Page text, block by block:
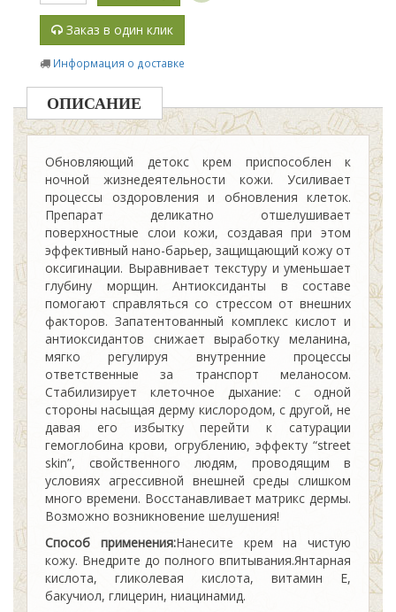
Заказ в один клик
Информация о доставке
ОПИСАНИЕ
Обновляющий детокс крем приспособлен к
ночной жизнедеятельности кожи. Усиливает
процессы оздоровления и обновления клеток.
Препарат деликатно отшелушивает
поверхностные слои кожи, создавая при этом
эффективный нано-барьер, защищающий кожу от
оксигинации. Выравнивает текстуру и уменьшает
глубину морщин. Антиоксиданты в составе
помогают справляться со стрессом от внешних
факторов. Запатентованный комплекс кислот и
антиоксидантов снижает выработку меланина,
мягко регулируя внутренние процессы
ответственные за транспорт меланосом.
Стабилизирует клеточное дыхание: с одной
стороны насыщая дерму кислородом, с другой, не
давая его избытку перейти к сатурации
гемоглобина крови, огрублению, эффекту “street
skin”, свойственного людям, проводящим в
условиях агрессивной внешней среды слишком
много времени. Восстанавливает матрикс дермы.
Возможно возникновение шелушения!
Способ применения:Нанесите крем на чистую
кожу. Внедрите до полного впитывания.Янтарная
кислота, гликолевая кислота, витамин Е,
бакучиол, глицерин, ниацинамид.